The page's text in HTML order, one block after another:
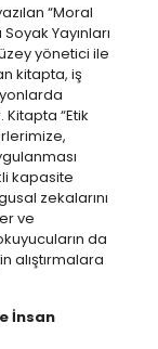
“Moral
Yayınları
yönetici ile
kitapta, iş
“Etik
kapasite
zekalarını
ve
da
alıştırmalara
İnsan